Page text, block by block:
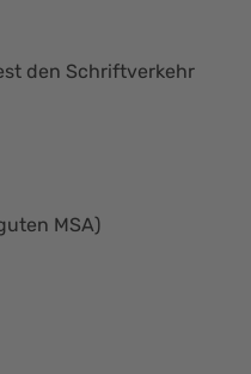
den Schriftverkehr
MSA)